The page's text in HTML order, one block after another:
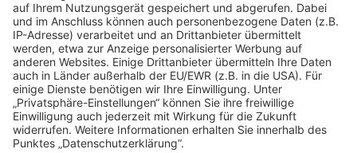
Npm, Inc.
1999 Harrison Street, 1150, CA 94612 Oakland, United
States of America
Datenschutzbeauftragter des verarbeitenden
Unternehmens
Nachfolgend finden Sie die E-Mail-Adresse des
Datenschutzbeauftragten des verarbeitenden
Unternehmens.